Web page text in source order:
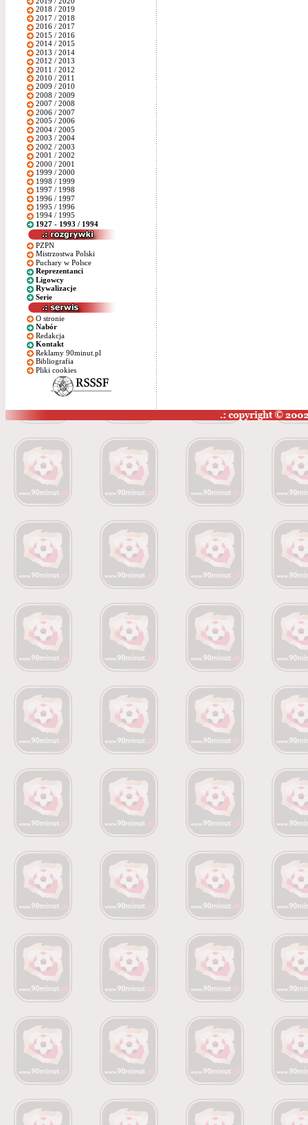
2018 / 2019
2017 / 2018
2016 / 2017
2015 / 2016
2014 / 2015
2013 / 2014
2012 / 2013
2011 / 2012
2010 / 2011
2009 / 2010
2008 / 2009
2007 / 2008
2006 / 2007
2005 / 2006
2004 / 2005
2003 / 2004
2002 / 2003
2001 / 2002
2000 / 2001
1999 / 2000
1998 / 1999
1997 / 1998
1996 / 1997
1995 / 1996
1994 / 1995
1927 - 1993 / 1994
PZPN
Mistrzostwa Polski
Puchary w Polsce
Reprezentanci
Ligowcy
Rywalizacje
Serie
O stronie
Nabór
Redakcja
Kontakt
Reklamy 90minut.pl
Bibliografia
Pliki cookies